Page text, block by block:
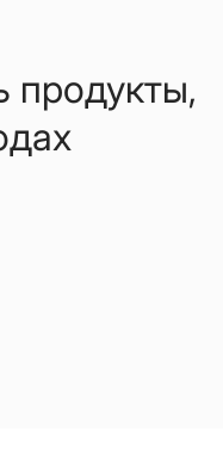
продукты,